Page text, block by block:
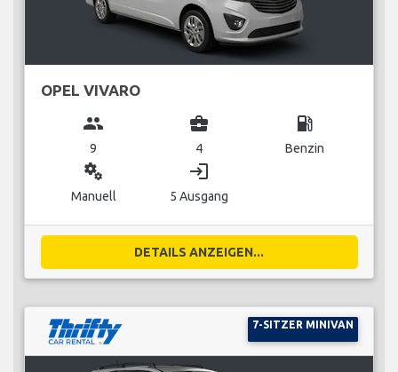
OPEL VIVARO
group
9
business_center
4
local_gas_station
Benzin
miscellaneous_services
Manuell
login
5 Ausgang
DETAILS ANZEIGEN...
7-SITZER MINIVAN